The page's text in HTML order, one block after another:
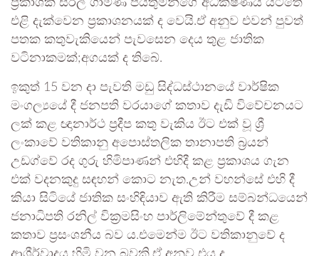
ප්‍රකාශක සිරිල් ගාමිණී පියතුමන්ගේ අධීක්ෂණය යටතේ
එළි දැක්වෙන ප්‍රකාශනයක් ද වෙයි.ඒ අනුව එවන් පුවත්
පතක කතුවැකියෙන් පැවසෙන දෙය තුළ ජාතික
වටිනාකමක්;අගයක් ද තිබේ.
ඉකුත් 15 වන දා පැවති මඩු සිද්ධස්ථානයේ වාර්ෂික
මංගල්‍යයේ දී ජනපති වරයාගේ කතාව දැඩි විවේචනයට
ලක් කළ ඥානාර්ථ ප්‍රදීප කතු වැකිය ඊට එක් වූ ශ්‍රී
ලංකාවේ වතිකානු අපොස්තලික තානාපති බ්‍රයන්
උඩග්වේ රද ගුරු හිමිපාණන් එහිදී කළ ප්‍රකාශය ගැන
එක් වදනකුදු සඳහන් කොට නැත.උන් වහන්සේ එහි දී
කියා සිටියේ ජාතික සංහිඳියාව ඇති කිරීම සම්බන්ධයෙන්
ජනාධිපති රනිල් වික්‍රමසිංහ පාර්ලිමේන්තුවේ දී කළ
කතාව ප්‍රසංශනීය බව ය.එමෙන්ම ඊට වතිකානුවේ ද